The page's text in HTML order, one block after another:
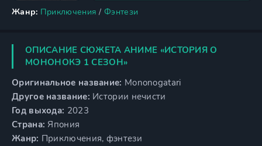
Жанр: Приключения / Фэнтези
ОПИСАНИЕ СЮЖЕТА АНИМЕ «ИСТОРИЯ О
МОНОНОКЭ 1 СЕЗОН»
Оригинальное название: Mononogatari
Другое название: Истории нечисти
Год выхода: 2023
Страна: Япония
Жанр: Приключения, фэнтези